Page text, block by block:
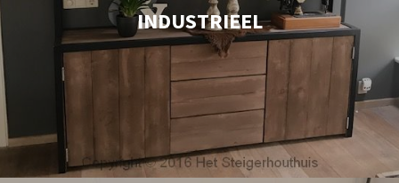
INDUSTRIEEL